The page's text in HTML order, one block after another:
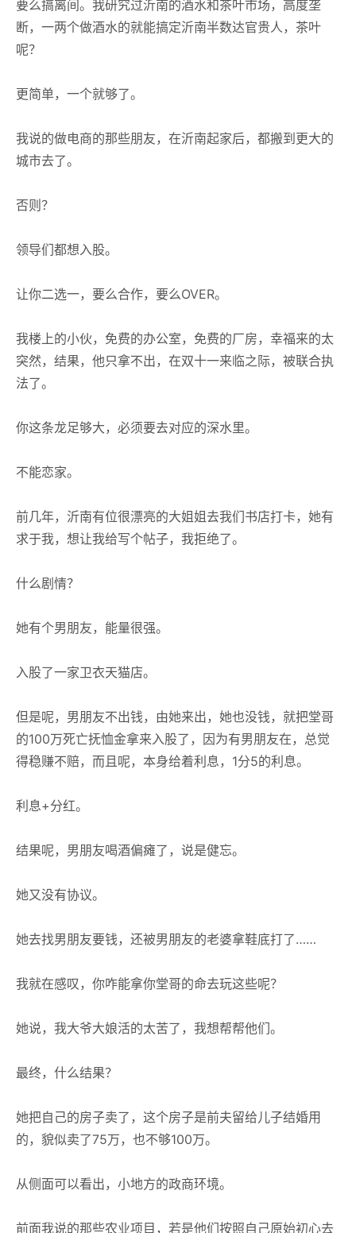
要么搞离间。我研究过沂南的酒水和茶叶市场，高度垄
断，一两个做酒水的就能搞定沂南半数达官贵人，茶叶
呢？
更简单，一个就够了。
我说的做电商的那些朋友，在沂南起家后，都搬到更大的
城市去了。
否则？
领导们都想入股。
让你二选一，要么合作，要么OVER。
我楼上的小伙，免费的办公室，免费的厂房，幸福来的太
突然，结果，他只拿不出，在双十一来临之际，被联合执
法了。
你这条龙足够大，必须要去对应的深水里。
不能恋家。
前几年，沂南有位很漂亮的大姐姐去我们书店打卡，她有
求于我，想让我给写个帖子，我拒绝了。
什么剧情？
她有个男朋友，能量很强。
入股了一家卫衣天猫店。
但是呢，男朋友不出钱，由她来出，她也没钱，就把堂哥
的100万死亡抚恤金拿来入股了，因为有男朋友在，总觉
得稳赚不赔，而且呢，本身给着利息，1分5的利息。
利息+分红。
结果呢，男朋友喝酒偏瘫了，说是健忘。
她又没有协议。
她去找男朋友要钱，还被男朋友的老婆拿鞋底打了……
我就在感叹，你咋能拿你堂哥的命去玩这些呢？
她说，我大爷大娘活的太苦了，我想帮帮他们。
最终，什么结果？
她把自己的房子卖了，这个房子是前夫留给儿子结婚用
的，貌似卖了75万，也不够100万。
从侧面可以看出，小地方的政商环境。
前面我说的那些农业项目，若是他们按照自己原始初心去